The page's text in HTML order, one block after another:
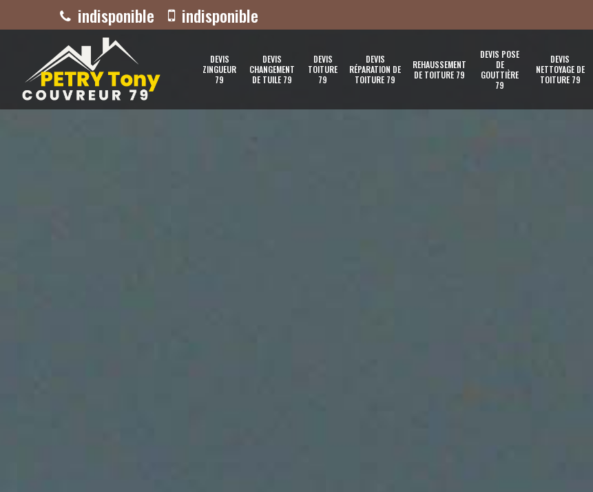
indisponible indisponible
DEVIS
ZINGUEUR
79
DEVIS
CHANGEMENT
DE TUILE 79
DEVIS
TOITURE
79
DEVIS
RÉPARATION DE
TOITURE 79
REHAUSSEMENT
DE TOITURE 79
DEVIS POSE
DE
GOUTTIÈRE
79
DEVIS
NETTOYAGE DE
TOITURE 79